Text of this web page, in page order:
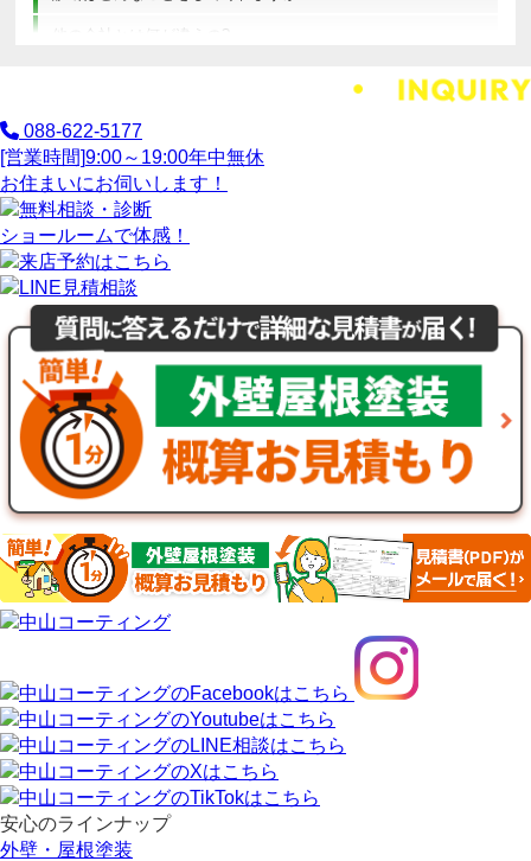
他の会社とは何が違うの?
088-622-5177
[営業時間]9:00～19:00年中無休
お住まいにお伺いします！
ショールームで体感！
安心のラインナップ
外壁・屋根塗装